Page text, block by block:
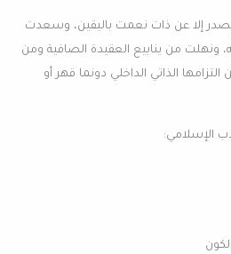
إلا عن ذات نعمت باليقين، وسعدت
ونهلت من ينابيع العقيدة الصافية ومن
الذاتي الداخلي دونما قهر أو
الإسلامي: